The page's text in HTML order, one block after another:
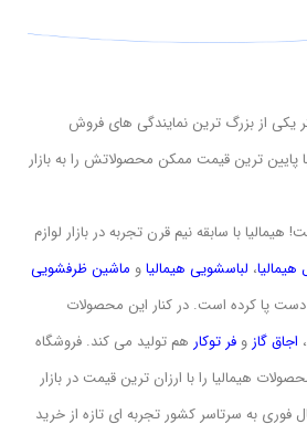
یکی از بزرگ ترین نمایندگی های فروش
پایین ترین قیمت ممکن محصولاتش را به بازار
با سابقه نیم قرن تجربه در بازار لوازم
، لباسشویی هیمالیاو ماشین ظرفشویی
دست پا کرده است. در کنار این محصولات
، اجاق گاز و فر توکار هم تولید می کند. فروشگاه
هیمالیا را با ارزان ترین قیمت در بازار
فوری به سرتاسر کشور تجربه ای تازه از خرید